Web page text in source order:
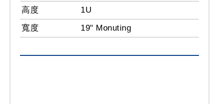
高度
1U
寬度
19" Monuting